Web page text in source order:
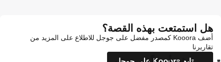
هل استمتعت بهذه القصة؟
أضف Kooora كمصدر مفضل على جوجل للاطلاع على المزيد من
تقاريرنا